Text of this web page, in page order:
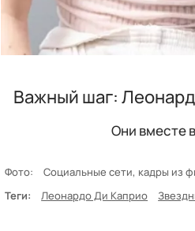
Важный шаг:
Они вместе
Фото: Социальные сети, кадры из
Теги:
Леонардо Ди Каприо